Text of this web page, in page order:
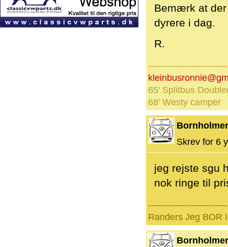
Bemærk at
dyrere i dag.
R.
65' Splitbus
68' Westy camper
Bornholmer
Skrev for 6
jeg rejste sgu
nok ringe til
Randers Jeg BOR
Bornholmer